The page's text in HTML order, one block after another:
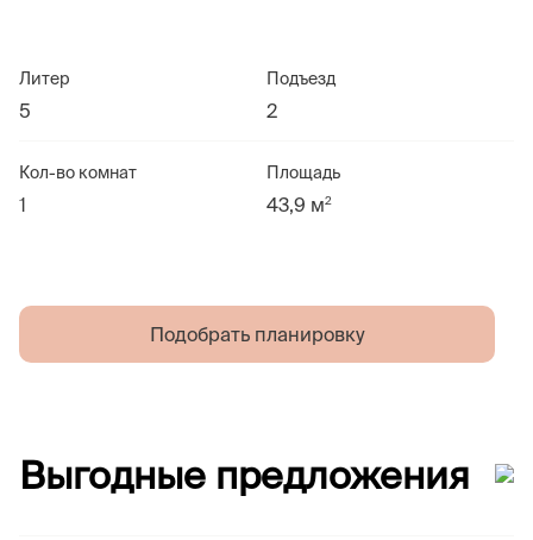
Литер
5
Подъезд
2
Кол-во комнат
1
Площадь
43,9 м2
Подобрать планировку
Выгодные предложения